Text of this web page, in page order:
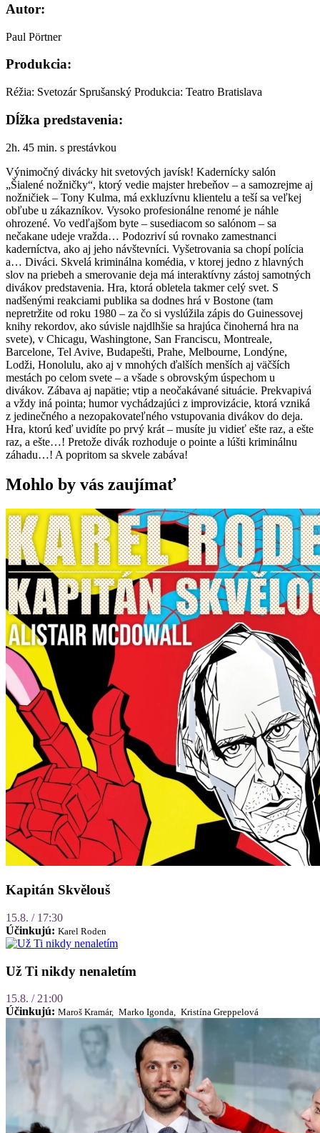
Autor:
Paul Pörtner
Produkcia:
Réžia: Svetozár Sprušanský Produkcia: Teatro Bratislava
Dĺžka predstavenia:
2h. 45 min. s prestávkou
Výnimočný divácky hit svetových javísk! Kadernícky salón
„Šialené nožničky“, ktorý vedie majster hrebeňov – a samozrejme aj
nožničiek – Tony Kulma, má exkluzívnu klientelu a teší sa veľkej
obľube u zákazníkov. Vysoko profesionálne renomé je náhle
ohrozené. Vo vedľajšom byte – susediacom so salónom – sa
nečakane udeje vražda… Podozriví sú rovnako zamestnanci
kaderníctva, ako aj jeho návštevníci. Vyšetrovania sa chopí polícia
a… Diváci. Skvelá kriminálna komédia, v ktorej jedno z hlavných
slov na priebeh a smerovanie deja má interaktívny zástoj samotných
divákov predstavenia. Hra, ktorá obletela takmer celý svet. S
nadšenými reakciami publika sa dodnes hrá v Bostone (tam
nepretržite od roku 1980 – za čo si vyslúžila zápis do Guinessovej
knihy rekordov, ako súvisle najdlhšie sa hrajúca činoherná hra na
svete), v Chicagu, Washingtone, San Franciscu, Montreale,
Barcelone, Tel Avive, Budapešti, Prahe, Melbourne, Londýne,
Lodži, Honolulu, ako aj v mnohých ďalších menších aj väčších
mestách po celom svete – a všade s obrovským úspechom u
divákov. Zábava aj napätie; vtip a neočakávané situácie. Prekvapivá
a vždy iná pointa; humor vychádzajúci z improvizácie, ktorá vzniká
z jedinečného a nezopakovateľného vstupovania divákov do deja.
Hra, ktorú keď uvidíte po prvý krát – musíte ju vidieť ešte raz, a ešte
raz, a ešte…! Pretože divák rozhoduje o pointe a lúšti kriminálnu
záhadu…! A popritom sa skvele zabáva!
Mohlo by vás zaujímať
Kapitán Skvělouš
15.8. / 17:30
Účinkujú: Karel Roden
Už Ti nikdy nenaletím
15.8. / 21:00
Účinkujú: Maroš Kramár, Marko Igonda, Kristína Greppelová